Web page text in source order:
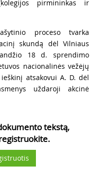
pirmininkas ir
proceso tvarka
skundą dėl Vilniaus
18 d. sprendimo
nacionalinės vežėjų
atsakovui A. D. dėl
uždaroji akcinė
tekstą,